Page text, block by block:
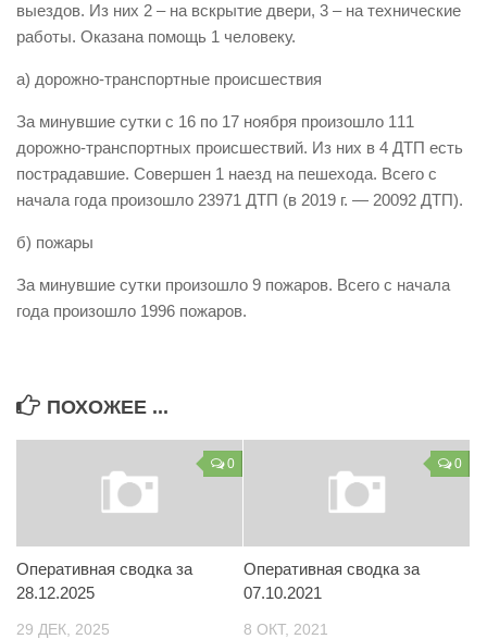
Обслуживание опасных производственных объектов
УГЗ рекомендует
Памятки населению
Как стать спасателем
Уголок гражданской обороны
Пресс-центр
Конкурсы
выездов. Из них 2 – на вскрытие двери, 3 – на технические
работы. Оказана помощь 1 человеку.
а) дорожно-транспортные происшествия
За минувшие сутки с 16 по 17 ноября произошло 111
дорожно-транспортных происшествий. Из них в 4 ДТП есть
пострадавшие. Совершен 1 наезд на пешехода. Всего с
начала года произошло 23971 ДТП (в 2019 г. — 20092 ДТП).
б) пожары
За минувшие сутки произошло 9 пожаров. Всего с начала
года произошло 1996 пожаров.
ПОХОЖЕЕ ...
0
Оперативная сводка за
28.12.2025
29 ДЕК, 2025
0
Оперативная сводка за
07.10.2021
8 ОКТ, 2021